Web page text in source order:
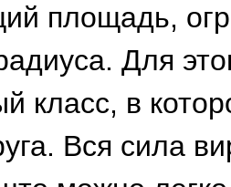
пло­щадь,
Для
класс, в
Вся сила